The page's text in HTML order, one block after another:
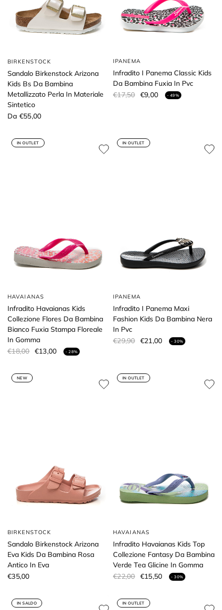
BIRKENSTOCK
Sandalo Birkenstock Arizona
Kids Bs Da Bambina
Metallizzato Perla In Materiale
Sintetico
Da €55,00
IPANEMA
Infradito I Panema Classic Kids
Da Bambina Fuxia In Pvc
€17,50 €9,00 - 49%
IN OUTLET
HAVAIANAS
Infradito Havaianas Kids
Collezione Flores Da Bambina
Bianco Fuxia Stampa Floreale
In Gomma
€18,00 €13,00 - 28%
IN OUTLET
IPANEMA
Infradito I Panema Maxi
Fashion Kids Da Bambina Nera
In Pvc
€29,90 €21,00 - 30%
NEW
BIRKENSTOCK
Sandalo Birkenstock Arizona
Eva Kids Da Bambina Rosa
Antico In Eva
€35,00
IN OUTLET
HAVAIANAS
Infradito Havaianas Kids Top
Collezione Fantasy Da Bambina
Verde Tea Glicine In Gomma
€22,00 €15,50 - 30%
IN SALDO IN OUTLET